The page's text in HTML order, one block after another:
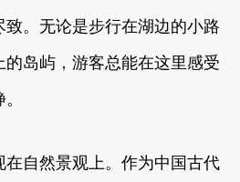
。无论是步行在湖边的小路
的岛屿，游客总能在这里感受
自然景观上。作为中国古代